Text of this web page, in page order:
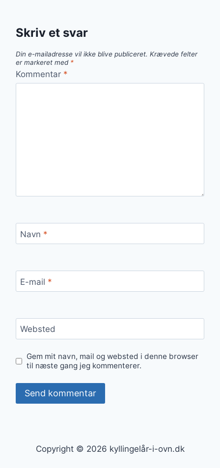
Skriv et svar
Din e-mailadresse vil ikke blive publiceret. Krævede felter
er markeret med *
Kommentar *
Navn *
E-mail *
Websted
Gem mit navn, mail og websted i denne browser
til næste gang jeg kommenterer.
Copyright © 2026 kyllingelår-i-ovn.dk